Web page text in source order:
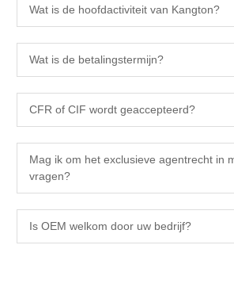
Wat is de hoofdactiviteit van Kangton?
Wat is de betalingstermijn?
CFR of CIF wordt geaccepteerd?
Mag ik om het exclusieve agentrecht in
vragen?
Is OEM welkom door uw bedrijf?